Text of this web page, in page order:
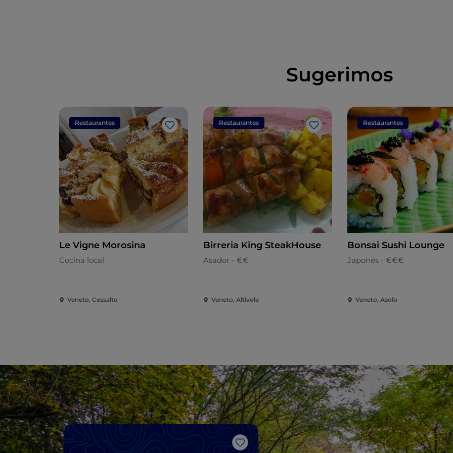
Sugerimos
Restaurantes
Me gusta
Le Vigne Morosina
Cocina local
Veneto, Cessalto
Restaurantes
Me gusta
Birreria King SteakHouse
Asador - €€
Veneto, Altivole
Restaurantes
Bonsai Sushi Lounge
Japonés - €€€
Veneto, Asolo
Me gusta